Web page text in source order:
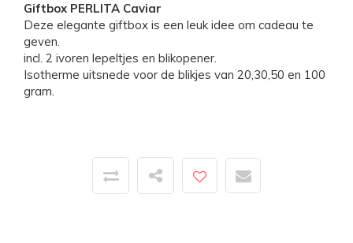
Giftbox PERLITA Caviar
Deze elegante giftbox is een leuk idee om cadeau te
geven.
incl. 2 ivoren lepeltjes en blikopener.
Isotherme uitsnede voor de blikjes van 20,30,50 en 100
gram.